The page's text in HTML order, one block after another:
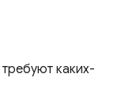
требуют каких-